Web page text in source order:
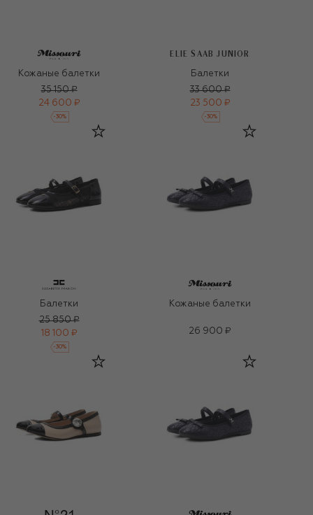
Кожаные балетки
35 150 ₽
24 600 ₽
-30%
ELIE SAAB JUNIOR
Балетки
33 600 ₽
23 500 ₽
-30%
Балетки
25 850 ₽
18 100 ₽
-30%
Кожаные балетки
26 900 ₽